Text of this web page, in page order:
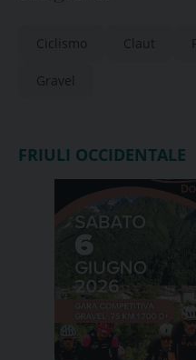
Ciclismo Claut
Gravel
FRIULI OCCIDENTALE